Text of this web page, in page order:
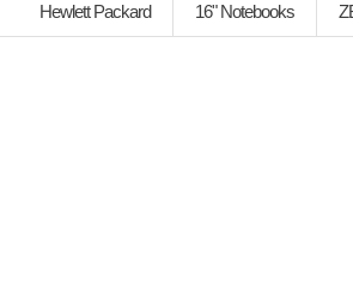
Hewlett Packard 16" Notebooks